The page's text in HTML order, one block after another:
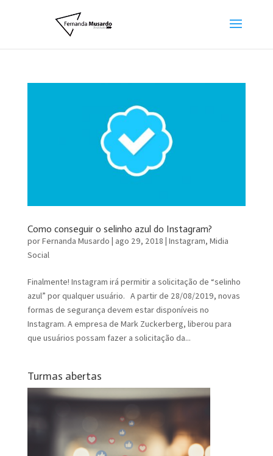
Como conseguir o selinho azul do Instagram?
porFernanda Musardo | ago 29, 2018 | Instagram, Midia
Social
Finalmente! Instagram irá permitir a solicitação de “selinho
azul” por qualquer usuário. A partir de 28/08/2019, novas
formas de segurança devem estar disponíveis no
Instagram. A empresa de Mark Zuckerberg, liberou para
que usuários possam fazer a solicitação da...
Turmas abertas